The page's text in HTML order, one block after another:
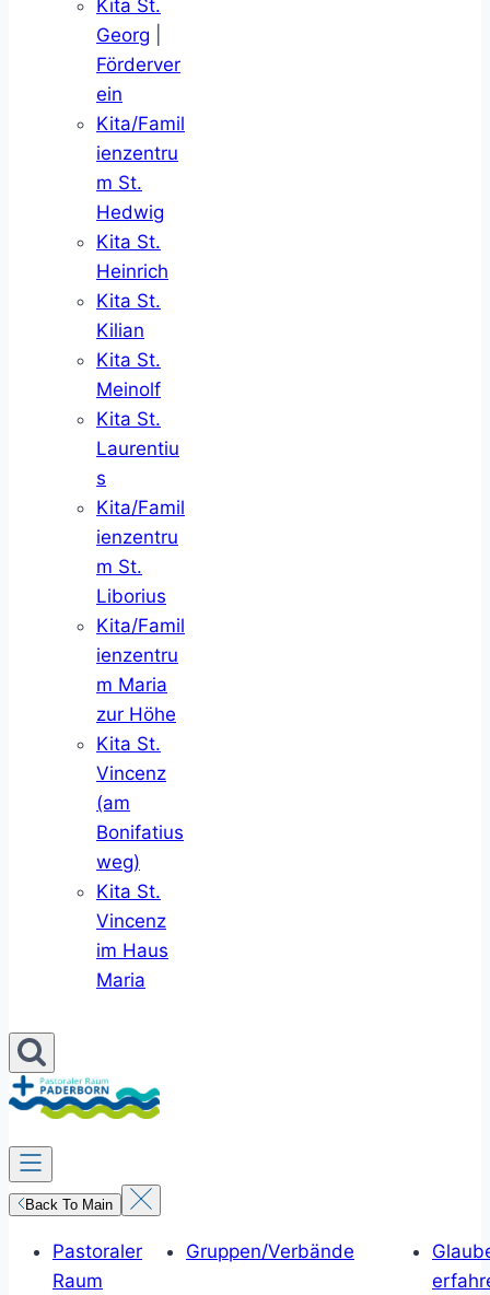
Kita St.
Georg
Förderver
ein
Kita/Famil
ienzentru
m St.
Hedwig
Kita St.
Heinrich
Kita St.
Kilian
Kita St.
Meinolf
Kita St.
Laurentiu
s
Kita/Famil
ienzentru
m St.
Liborius
Kita/Famil
ienzentru
m Maria
zur Höhe
Kita St.
Vincenz
(am
Bonifatius
weg)
Kita St.
Vincenz
im Haus
Maria
Back To Main
Pastoraler
Raum
Gruppen/Verbände